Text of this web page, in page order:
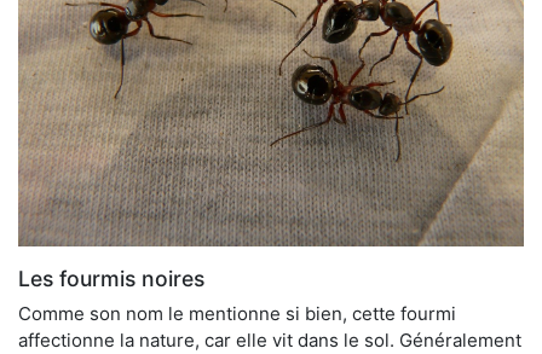
Les fourmis noires
Comme son nom le mentionne si bien, cette fourmi
affectionne la nature, car elle vit dans le sol. Généralement